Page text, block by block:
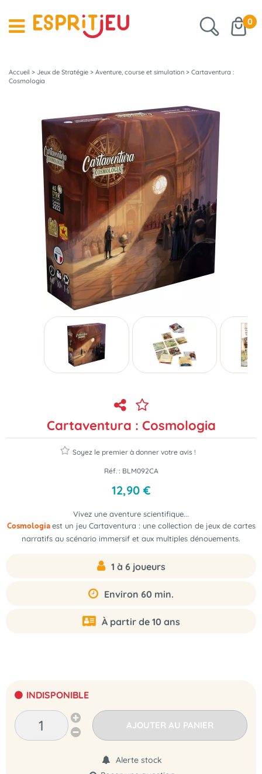
0
Accueil > Jeux de Stratégie > Aventure, course et simulation > Cartaventura :
Cosmologia
Cartaventura : Cosmologia
Soyez le premier à donner votre avis !
Réf. : BLM092CA
12,90 €
Vivez une aventure scientifique...
Cosmologia est un jeu Cartaventura : une collection de jeux de cartes
narratifs au scénario immersif et aux multiples dénouements.
1 à 6 joueurs
Environ 60 min.
À partir de 10 ans
INDISPONIBLE
AJOUTER AU PANIER
Alerte stock